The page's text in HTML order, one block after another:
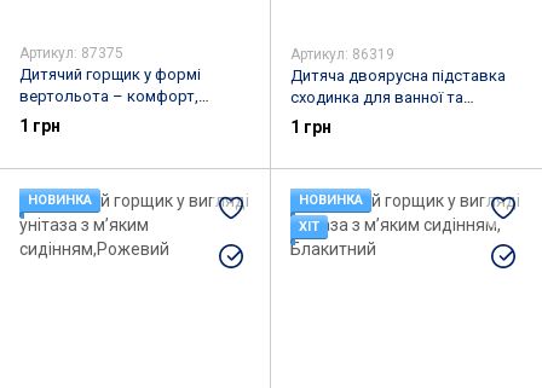
Артикул: 87375
Дитячий горщик у формі
вертольота – комфорт,
безпека та захоплюючий
дизайн.
1 грн
Артикул: 86319
Дитяча двоярусна підставка
сходинка для ванної та
туалету, пластикова
антиковзка
1 грн
НОВИНКА
НОВИНКА
ХІТ